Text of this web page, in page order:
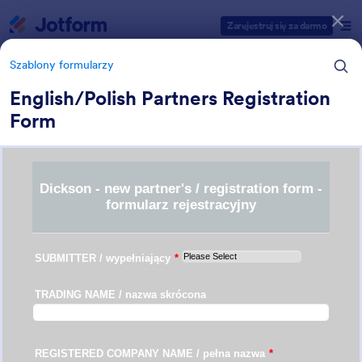
Zarejestruj się za darmo
Szablony formularzy
English/Polish Partners Registration
Form
Formularze biznesowe
7 szablonów
Kategorie szablonów formularzy